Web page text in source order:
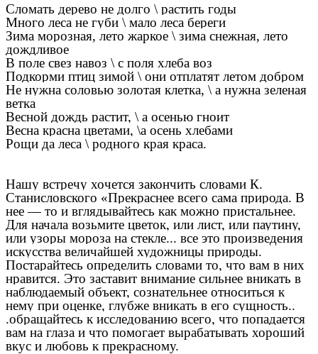
Сломать дерево не долго \ растить годы
Много леса не губи \ мало леса береги
Зима морозная, лето жаркое \ зима снежная, лето
дождливое
В поле свез навоз \ с поля хлеба воз
Подкорми птиц зимой \ они отплатят летом добром
Не нужна соловью золотая клетка, \ а нужна зеленая
ветка
Весной дождь растит, \ а осенью гноит
Весна красна цветами, \а осень хлебами
Рощи да леса \ родного края краса.
Нашу встречу хочется закончить словами К.
Станисловского «Прекраснее всего сама природа. В
нее — то и вглядывайтесь как можно пристальнее.
Для начала возьмите цветок, или лист, или паутину,
или узоры мороза на стекле... все это произведения
искусства величайшей художницы природы.
Постарайтесь определить словами то, что вам в них
нравится. Это заставит внимание сильнее вникать в
наблюдаемый объект, сознательнее относиться к
нему при оценке, глубже вникать в его сущность..
.обращайтесь к исследованию всего, что попадается
вам на глаза и что помогает вырабатывать хороший
вкус и любовь к прекрасному.